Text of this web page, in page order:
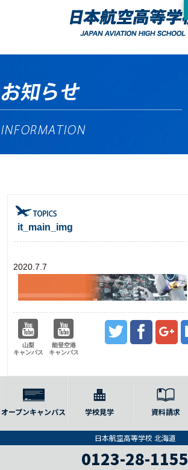
it_main_img
2020.7.7
山梨
キャンパス
能登空港
キャンパス
オープンキャンパス 学校見学 資料請求
日本航空高等学校 北海道
0123-28-1155